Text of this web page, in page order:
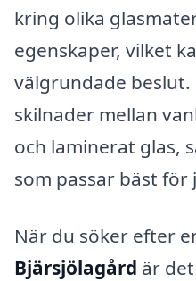
kring olika
egenskaper, vilket
välgrundade
skilnader mellan
och laminerat glas,
som passar bäst
När du söker efter
Bjärsjölagård är